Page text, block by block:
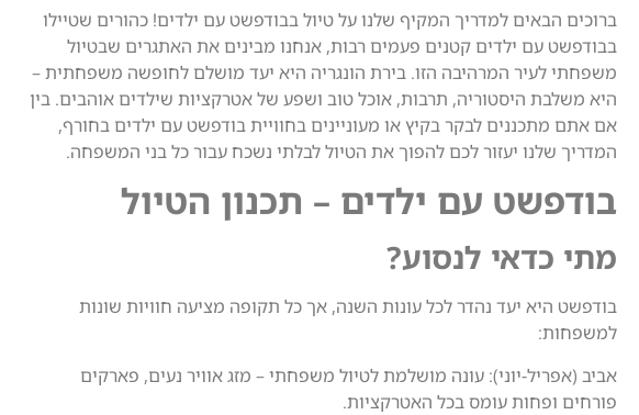
ברוכים הבאים למדריך המקיף שלנו על טיול בבודפשט עם ילדים! כהורים שטיילו
בבודפשט עם ילדים קטנים פעמים רבות, אנחנו מבינים את האתגרים שבטיול
משפחתי לעיר המרהיבה הזו. בירת הונגריה היא יעד מושלם לחופשה משפחתית –
היא משלבת היסטוריה, תרבות, אוכל טוב ושפע של אטרקציות שילדים אוהבים. בין
אם אתם מתכננים לבקר בקיץ או מעוניינים בחוויית בודפשט עם ילדים בחורף,
המדריך שלנו יעזור לכם להפוך את הטיול לבלתי נשכח עבור כל בני המשפחה.
בודפשט עם ילדים – תכנון הטיול
מתי כדאי לנסוע?
בודפשט היא יעד נהדר לכל עונות השנה, אך כל תקופה מציעה חוויות שונות
למשפחות:
אביב (אפריל-יוני): עונה מושלמת לטיול משפחתי – מזג אוויר נעים, פארקים
פורחים ופחות עומס בכל האטרקציות.